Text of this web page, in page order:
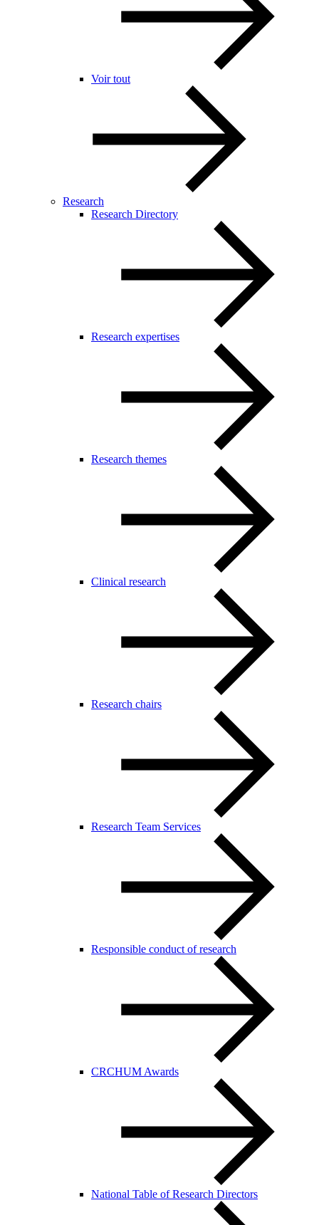
Voir tout
Research
Research Directory
Research expertises
Research themes
Clinical research
Research chairs
Research Team Services
Responsible conduct of research
CRCHUM Awards
National Table of Research Directors